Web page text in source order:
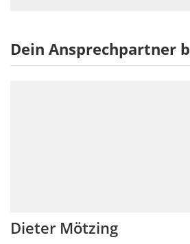
Dein Ansprechpartner
Dieter Mötzing